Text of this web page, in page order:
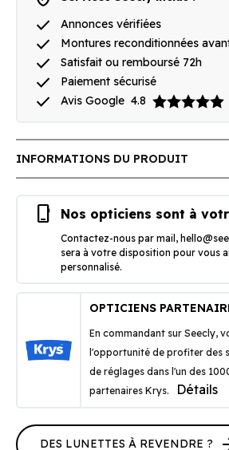
done Annonces vérifiées
done Montures reconditionnées
done Satisfait ou remboursé 72h
done Paiement sécurisé
done Avis Google 4.8
INFORMATIONS DU PRODUIT
phone_iphone Nos opticiens sont à
Contactez-nous par mail,
sera à votre disposition pour vous
personnalisé.
OPTICIENS
En commandant sur Seecly,
l'opportunité de profiter des
de réglages dans l'un des
partenaires Krys.
Détails
DES LUNETTES À REVENDRE ?